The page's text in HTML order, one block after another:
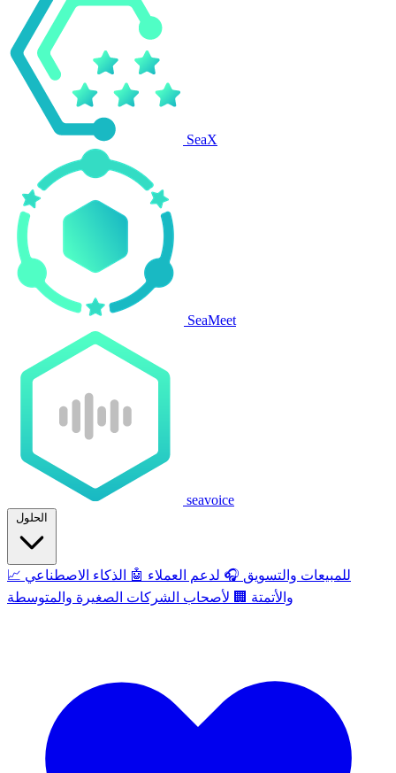
SeaX
SeaMeet
seavoice
الحلول
📈 للمبيعات والتسويق 🎧 لدعم العملاء 🤖
الذكاء الاصطناعي
والأتمتة 🏢 لأصحاب الشركات الصغيرة والمتوسطة